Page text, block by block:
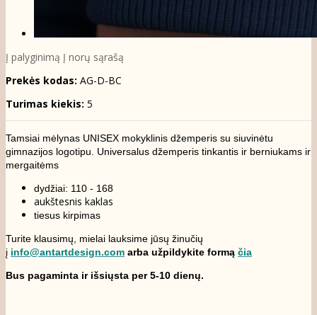
Į palyginimą Į norų sąrašą
Prekės kodas: AG-D-BC
Turimas kiekis: 5
Tamsiai mėlynas UNISEX mokyklinis džemperis su siuvinėtu
gimnazijos logotipu. Universalus džemperis tinkantis ir berniukams ir
mergaitėms
dydžiai: 110 - 168
aukštesnis kaklas
tiesus kirpimas
Turite klausimų, mielai lauksime jūsų žinučių
į info@antartdesign.com arba užpildykite formą čia
Bus pagaminta ir išsiųsta per 5-10 dienų.